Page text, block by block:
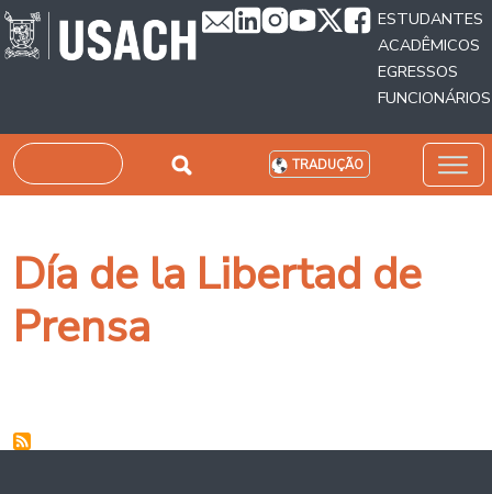
Passar para o conteúdo principal
ESTUDANTES
ACADÊMICOS
EGRESSOS
FUNCIONÁRIOS
Pesquisar TRADUÇÃO
Día de la Libertad de
Prensa